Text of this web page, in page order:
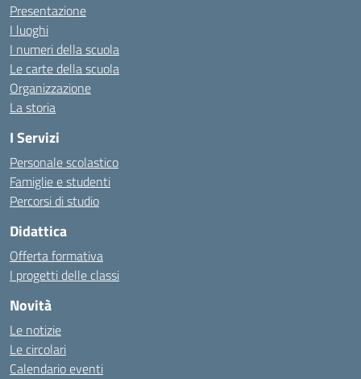
Presentazione
I luoghi
I numeri della scuola
Le carte della scuola
Organizzazione
La storia
I Servizi
Personale scolastico
Famiglie e studenti
Percorsi di studio
Didattica
Offerta formativa
I progetti delle classi
Novità
Le notizie
Le circolari
Calendario eventi